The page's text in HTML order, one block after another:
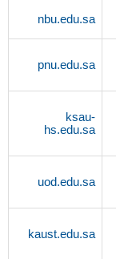
nbu.edu.sa
pnu.edu.sa
ksau-
hs.edu.sa
uod.edu.sa
kaust.edu.sa